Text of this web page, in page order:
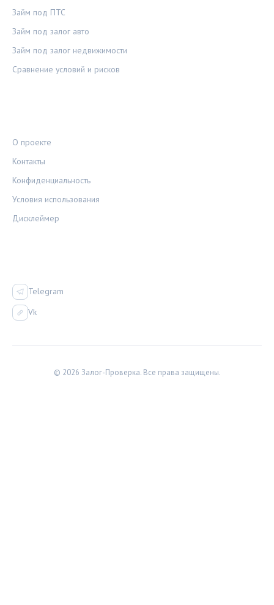
Займ под ПТС
Займ под залог авто
Займ под залог недвижимости
Сравнение условий и рисков
О проекте
Контакты
Конфиденциальность
Условия использования
Дисклеймер
Telegram
Vk
© 2026 Залог-Проверка. Все права защищены.